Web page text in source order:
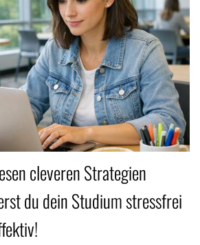
cleveren Strategien
du dein Studium stressfrei